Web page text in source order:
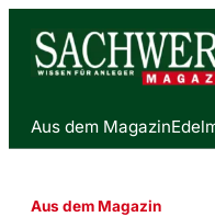
Aus dem Magazin
Aus dem Magazin